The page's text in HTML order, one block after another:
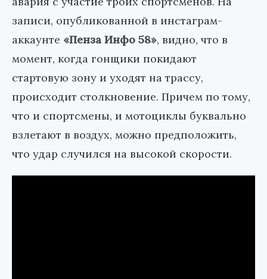
записи, опубликованной в инстаграм-
аккаунте «Пенза Инфо 58», видно, что в
момент, когда гонщики покидают
стартовую зону и уходят на трассу,
происходит столкновение. Причем по тому,
что и спортсмены, и мотоциклы буквально
взлетают в воздух, можно предположить,
что удар случился на высокой скорости.